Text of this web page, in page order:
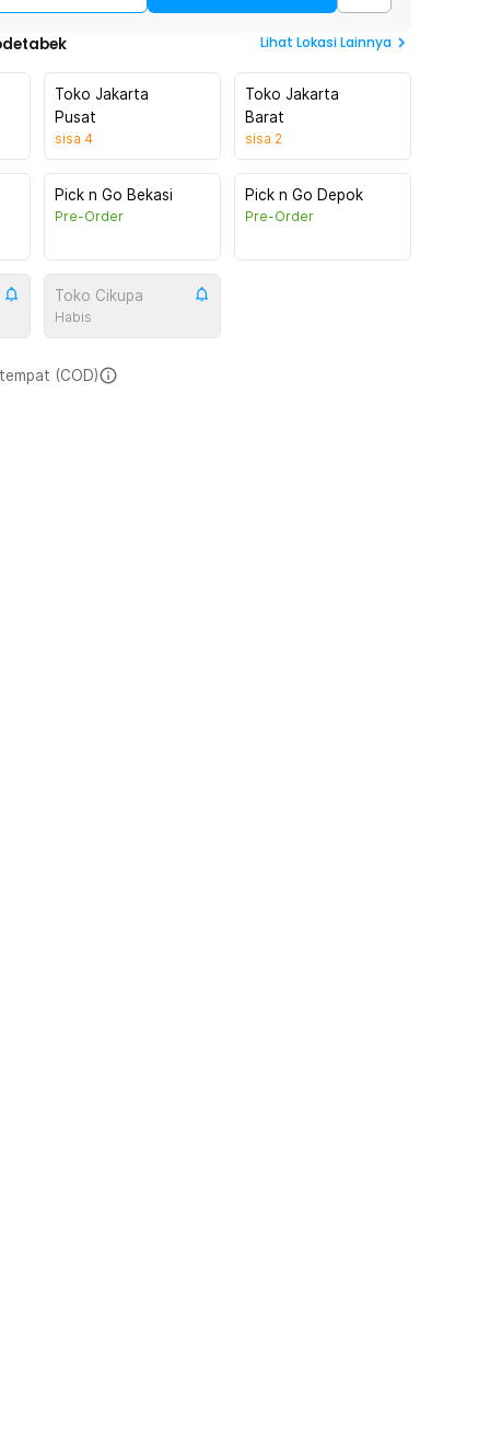
Lihat Lokasi Lainnya
Toko Jakarta
Pusat
sisa 4
Toko Jakarta
Barat
sisa 2
Pick n Go Bekasi
Pre-Order
Pick n Go Depok
Pre-Order
Toko Cikupa
Habis
(COD)